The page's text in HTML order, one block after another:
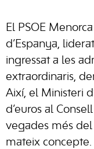
El PSOE
d’Espanya,
ingressat a les
extraordinaris,
Així, el Ministeri
d’euros al
vegades més del
mateix concepte.